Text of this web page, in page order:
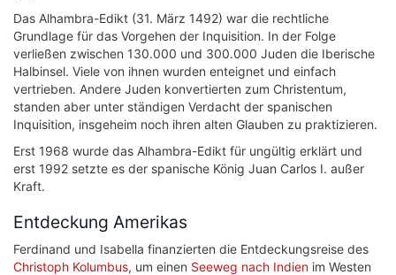
Das Alhambra-Edikt (31. März 1492) war die rechtliche
Grundlage für das Vorgehen der Inquisition. In der Folge
verließen zwischen 130.000 und 300.000 Juden die Iberische
Halbinsel. Viele von ihnen wurden enteignet und einfach
vertrieben. Andere Juden konvertierten zum Christentum,
standen aber unter ständigen Verdacht der spanischen
Inquisition, insgeheim noch ihren alten Glauben zu praktizieren.
Erst 1968 wurde das Alhambra-Edikt für ungültig erklärt und
erst 1992 setzte es der spanische König Juan Carlos I. außer
Kraft.
Entdeckung Amerikas
Ferdinand und Isabella finanzierten die Entdeckungsreise des
Christoph Kolumbus, um einen Seeweg nach Indien im Westen